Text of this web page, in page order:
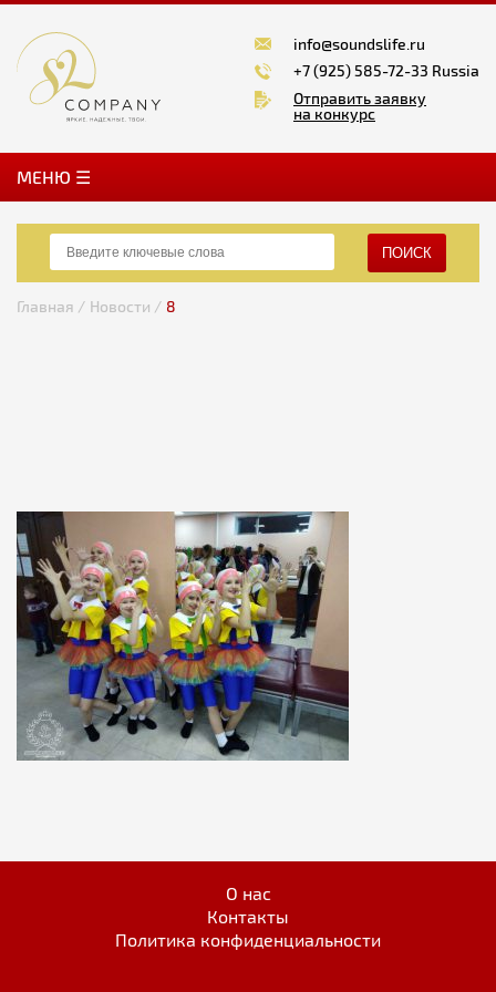
info@soundslife.ru
+7 (925) 585-72-33 Russia
Отправить заявку
на конкурс
MЕНЮ ☰
ПОИСК
Главная / Новости / 8
О нас
Контакты
Политика конфиденциальности